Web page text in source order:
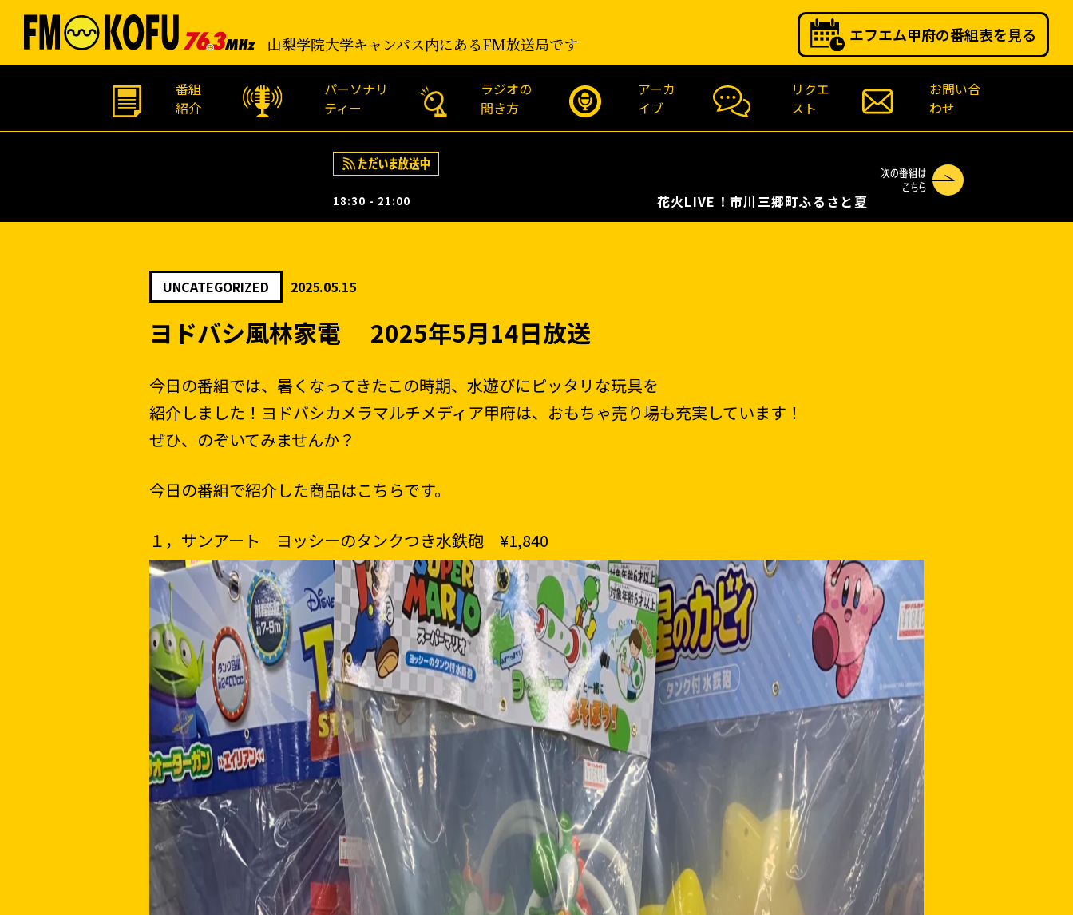
山梨学院大学キャンパス内にあるFM放送局です エフエム甲府の番組表を見る
番組
紹介
パーソナリ
ティー
ラジオの
聞き方
アーカ
イブ
リクエ
スト
お問い合
わせ
18:30 - 21:00 花火LIVE！市川三郷町ふるさと夏まつり神明の花火完全実況中継
UNCATEGORIZED 2025.05.15
ヨドバシ風林家電 2025年5月14日放送
今日の番組では、暑くなってきたこの時期、水遊びにピッタリな玩具を
紹介しました！ヨドバシカメラマルチメディア甲府は、おもちゃ売り場も充実しています！
ぜひ、のぞいてみませんか？
今日の番組で紹介した商品はこちらです。
１，サンアート ヨッシーのタンクつき水鉄砲 ¥1,840